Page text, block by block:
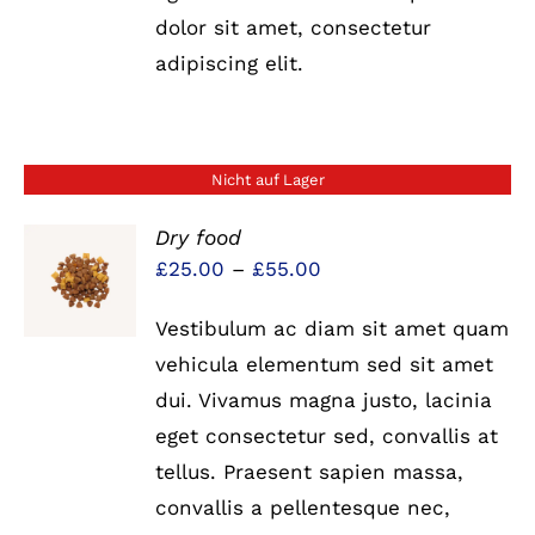
dolor sit amet, consectetur
adipiscing elit.
Nicht auf Lager
DETAILS
Dry food
£25.00 –£55.00
bis
£55.00
Vestibulum ac diam sit amet quam
vehicula elementum sed sit amet
dui. Vivamus magna justo, lacinia
eget consectetur sed, convallis at
tellus. Praesent sapien massa,
convallis a pellentesque nec,